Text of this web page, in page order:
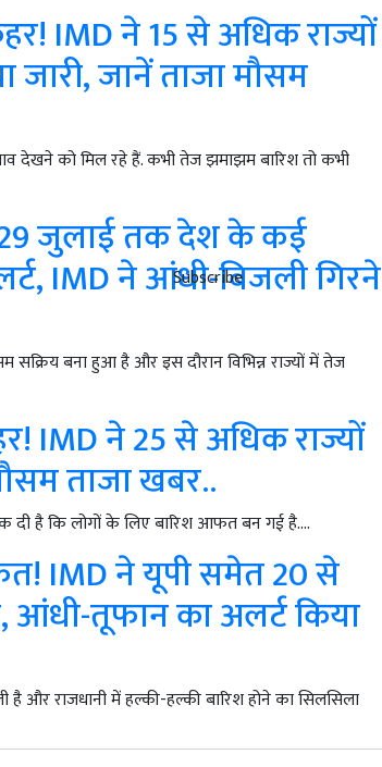
Subscribe
IMD ने 15 से अधिक राज्यों
जारी, जानें ताजा मौसम
देखने को मिल रहे हैं. कभी तेज झमाझम बारिश तो कभी
जुलाई तक देश के कई
IMD ने आंधी-बिजली गिरने
बना हुआ है और इस दौरान विभिन्न राज्यों में तेज
IMD ने 25 से अधिक राज्यों
ताजा खबर..
दी है कि लोगों के लिए बारिश आफत बन गई है.…
IMD ने यूपी समेत 20 से
आंधी-तूफान का अलर्ट किया
और राजधानी में हल्की-हल्की बारिश होने का सिलसिला